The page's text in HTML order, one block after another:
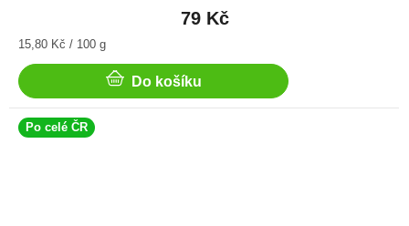
5,0
5
79 Kč
Měrná
15,80 Kč / 100 g
Do košíku
Po celé ČR